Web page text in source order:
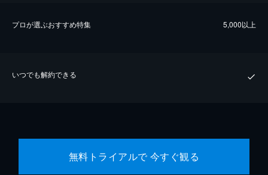
プロが選ぶおすすめ特集 5,000以上
いつでも解約できる
無料トライアルで 今すぐ観る